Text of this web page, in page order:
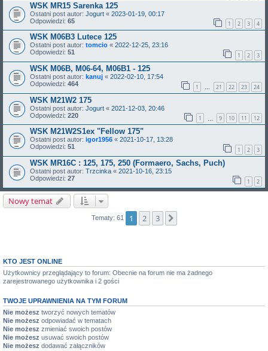
WSK MR15 Sarenka 125
Ostatni post autor: Jogurt « 2023-01-19, 00:17
Odpowiedzi: 65 1 2 3 4
WSK M06B3 Lutece 125
Ostatni post autor: tomcio « 2022-12-25, 23:16
Odpowiedzi: 51 1 2 3
WSK M06B, M06-64, M06B1 - 125
Ostatni post autor: kanuj « 2022-02-10, 17:54
Odpowiedzi: 464 1 … 21 22 23 24
WSK M21W2 175
Ostatni post autor: Jogurt « 2021-12-03, 20:46
Odpowiedzi: 220 1 9 10 11 12
WSK M21W2S1ex "Fellow 175"
Ostatni post autor: igor1956 « 2021-10-17, 13:28
Odpowiedzi: 51 1 2 3
WSK MR16C : 125, 175, 250 (Formaero, Sachs, Puch)
Ostatni post autor: Trzcinka « 2021-10-16, 23:15
Odpowiedzi: 27 1 2
Nowy temat
Tematy: 61 1 2 3
KTO JEST ONLINE
Użytkownicy przeglądający to forum: Obecnie na forum nie ma żadnego
zarejestrowanego użytkownika i 2 gości
TWOJE UPRAWNIENIA NA TYM FORUM
Nie możesz tworzyć nowych tematów
Nie możesz odpowiadać w tematach
Nie możesz zmieniać swoich postów
Nie możesz usuwać swoich postów
Nie możesz dodawać załączników